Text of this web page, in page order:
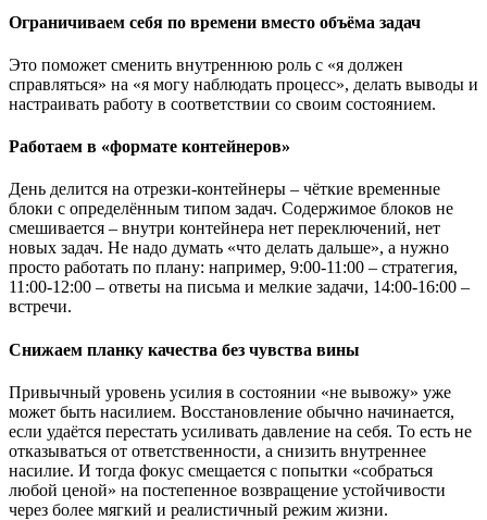
Ограничиваем себя по времени вместо объёма задач
Это поможет сменить внутреннюю роль с «я должен
справляться» на «я могу наблюдать процесс», делать выводы и
настраивать работу в соответствии со своим состоянием.
Работаем в «формате контейнеров»
День делится на отрезки-контейнеры – чёткие временные
блоки с определённым типом задач. Содержимое блоков не
смешивается – внутри контейнера нет переключений, нет
новых задач. Не надо думать «что делать дальше», а нужно
просто работать по плану: например, 9:00-11:00 – стратегия,
11:00-12:00 – ответы на письма и мелкие задачи, 14:00-16:00 –
встречи.
Снижаем планку качества без чувства вины
Привычный уровень усилия в состоянии «не вывожу» уже
может быть насилием. Восстановление обычно начинается,
если удаётся перестать усиливать давление на себя. То есть не
отказываться от ответственности, а снизить внутреннее
насилие. И тогда фокус смещается с попытки «собраться
любой ценой» на постепенное возвращение устойчивости
через более мягкий и реалистичный режим жизни.